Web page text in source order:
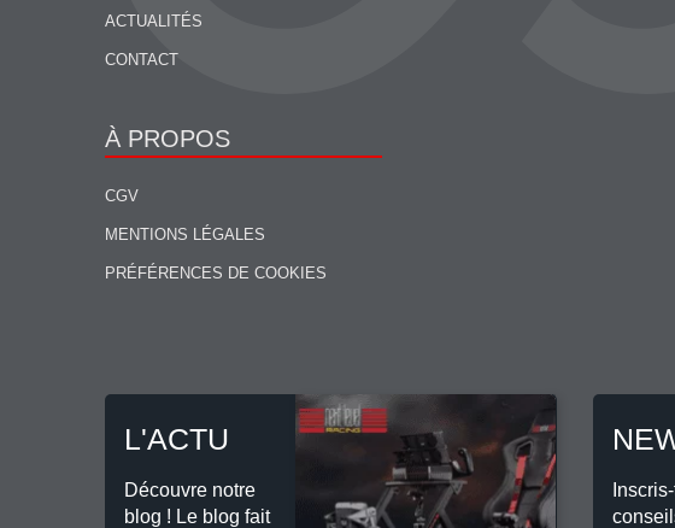
ACTUALITÉS
CONTACT
À PROPOS
CGV
MENTIONS LÉGALES
PRÉFÉRENCES DE COOKIES
L'ACTU
Découvre notre
blog ! Le blog fait